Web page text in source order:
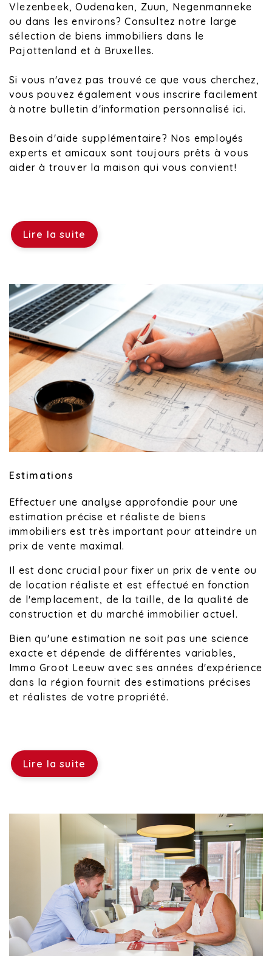
Vlezenbeek, Oudenaken, Zuun, Negenmanneke
ou dans les environs? Consultez notre large
sélection de biens immobiliers dans le
Pajottenland et à Bruxelles.
Si vous n'avez pas trouvé ce que vous cherchez,
vous pouvez également vous inscrire facilement
à notre bulletin d'information personnalisé ici.
Besoin d'aide supplémentaire? Nos employés
experts et amicaux sont toujours prêts à vous
aider à trouver la maison qui vous convient!
Lire la suite
Estimations
Effectuer une analyse approfondie pour une
estimation précise et réaliste de biens
immobiliers est très important pour atteindre un
prix de vente maximal.
Il est donc crucial pour fixer un prix de vente ou
de location réaliste et est effectué en fonction
de l'emplacement, de la taille, de la qualité de
construction et du marché immobilier actuel.
Bien qu'une estimation ne soit pas une science
exacte et dépende de différentes variables,
Immo Groot Leeuw avec ses années d'expérience
dans la région fournit des estimations précises
et réalistes de votre propriété.
Lire la suite